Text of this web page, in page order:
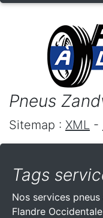
Pneus
Sitemap : XML -
Tags
Nos services
Flandre Occidentale